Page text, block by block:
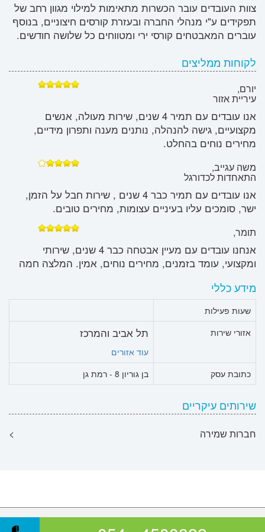
צוות העובדים עובר הכשרות מתאימות למילוי מגוון רחב של
תפקידים ע"י מנהלי החברה ובעזרת קורסים חיצוניים, בנוסף
עוברים המאבטחים קורסי ירי ומטווחים כל שלושה חודשים.
לקוחות ממליצים
יורם,
עיריית אזור
אנו עובדים עם תמיר 4 שנים, שירות מעולה, אנשים
מקצועיים, גישה להנהלה, נותנים מענה ותפרון מידיים,
מחירים נוחים בהחלט.
משה עגייב,
התאחדות לכדורגל
אנו עובדים עם תמיר כבר 4 שנים , שירות חבל על הזמן,
ישר, סומכים עליו בעיניים עצומות, מחירים טובים.
תומר,
אנחנו עובדים עם מעיין אבטחה כבר 4 שנים, שירותי
ומקצועי, עומד בזמנים, מחירים נוחים, אמין. המלצה חמה
מידע כללי
שעות פעילות
אזורי שירות
תל אביב והמרכז
עוד אזורים
כתובת עסק
בן גוריון 8 - רמת גן
שירותים עיקריים
חברות שמירה >
© כל הזכויות שמורות לאתר הספקים בע"מ